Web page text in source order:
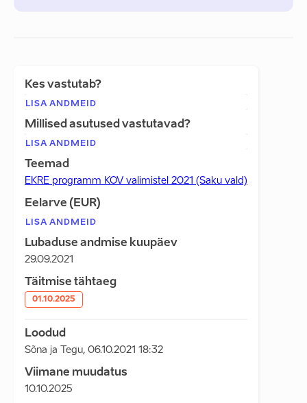
Kes vastutab?
LISA ANDMEID
Millised asutused vastutavad?
LISA ANDMEID
Teemad
EKRE programm KOV valimistel 2021 (Saku vald)
Eelarve (EUR)
LISA ANDMEID
Lubaduse andmise kuupäev
29.09.2021
Täitmise tähtaeg
01.10.2025
Loodud
Sõna ja Tegu, 06.10.2021 18:32
Viimane muudatus
10.10.2025